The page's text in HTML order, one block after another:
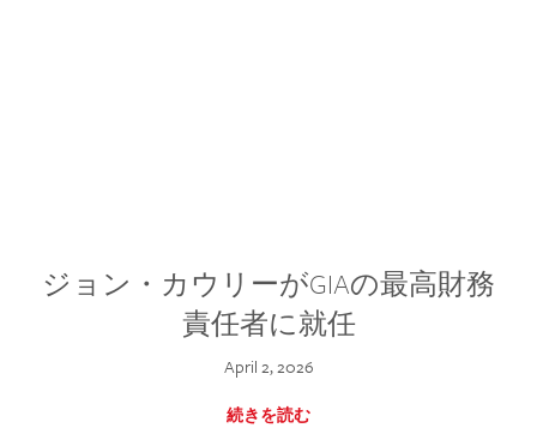
ジョン・カウリーがGIAの最高財務
責任者に就任
April 2, 2026
続きを読む